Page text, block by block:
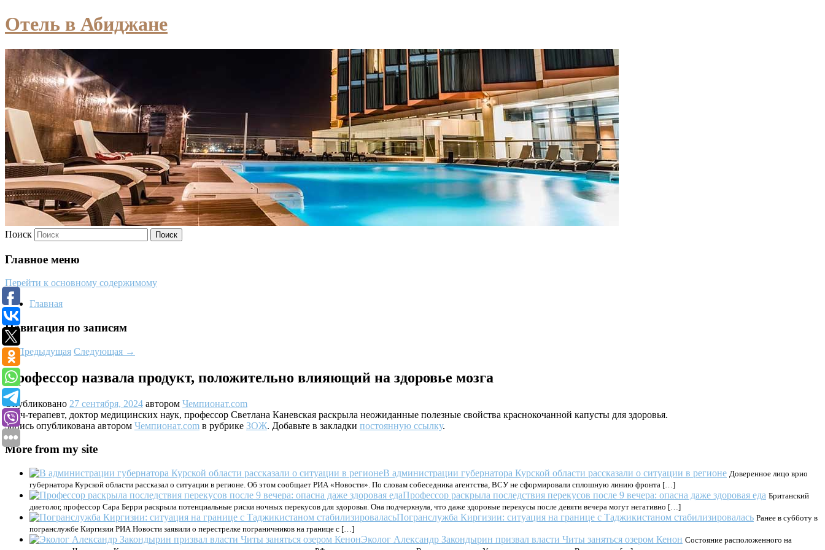
Отель в Абиджане
Поиск
Главное меню
Перейти к основному содержимому
Главная
Навигация по записям
←Предыдущая Следующая →
Профессор назвала продукт, положительно влияющий на здоровье мозга
Опубликовано 27 сентября, 2024 автором Чемпионат.com
Врач-терапевт, доктор медицинских наук, профессор Светлана Каневская раскрыла неожиданные полезные свойства краснокочанной капусты для здоровья.
Запись опубликована автором Чемпионат.com в рубрике ЗОЖ. Добавьте в закладки постоянную ссылку.
More from my site
В администрации губернатора Курской области рассказали о ситуации в регионе Доверенное лицо врио
губернатора Курской области рассказал о ситуации в регионе. Об этом сообщает РИА «Новости». По словам собеседника агентства, ВСУ не сформировали сплошную линию фронта […]
Профессор раскрыла последствия перекусов после 9 вечера: опасна даже здоровая еда Британский
диетолог, профессор Сара Берри раскрыла потенциальные риски ночных перекусов для здоровья. Она подчеркнула, что даже здоровые перекусы после девяти вечера могут негативно […]
Погранслужба Киргизии: ситуация на границе с Таджикистаном стабилизировалась Ранее в субботу в
погранслужбе Киргизии РИА Новости заявили о перестрелке пограничников на границе с […]
Эколог Александр Закондырин призвал власти Читы заняться озером Кенон Состояние расположенного на